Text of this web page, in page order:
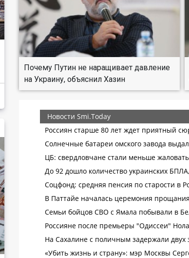
Почему Путин не наращивает давление
на Украину, объяснил Хазин